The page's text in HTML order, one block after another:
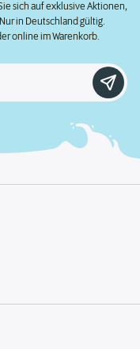
sich auf exklusive Aktionen,
in Deutschland gültig.
online im Warenkorb.